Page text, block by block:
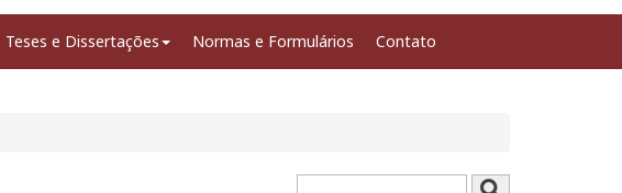
Teses e Dissertações Normas e Formulários Contato